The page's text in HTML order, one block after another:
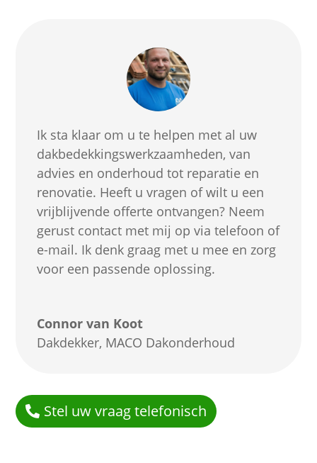
Ik sta klaar om u te helpen met al uw
dakbedekkingswerkzaamheden, van
advies en onderhoud tot reparatie en
renovatie. Heeft u vragen of wilt u een
vrijblijvende offerte ontvangen? Neem
gerust contact met mij op via telefoon of
e-mail. Ik denk graag met u mee en zorg
voor een passende oplossing.
Connor van Koot
Dakdekker, MACO Dakonderhoud
Stel uw vraag telefonisch